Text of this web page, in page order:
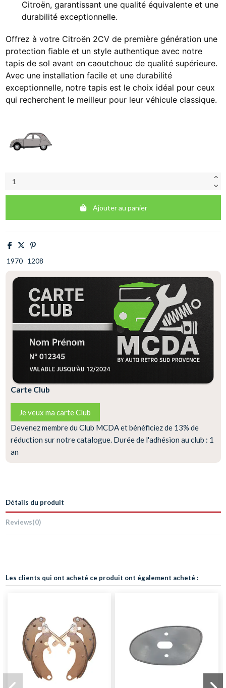
Citroën, garantissant une qualité équivalente et une
durabilité exceptionnelle.
Offrez à votre Citroën 2CV de première génération une
protection fiable et un style authentique avec notre
tapis de sol avant en caoutchouc de qualité supérieure.
Avec une installation facile et une durabilité
exceptionnelle, notre tapis est le choix idéal pour ceux
qui recherchent le meilleur pour leur véhicule classique.
Ajouter au panier
1970 1208
Carte Club
Je veux ma carte Club
Devenez membre du Club MCDA et bénéficiez de 13% de
réduction sur notre catalogue. Durée de l'adhésion au club : 1
an
Détails du produit
Reviews(0)
Les clients qui ont acheté ce produit ont également acheté :